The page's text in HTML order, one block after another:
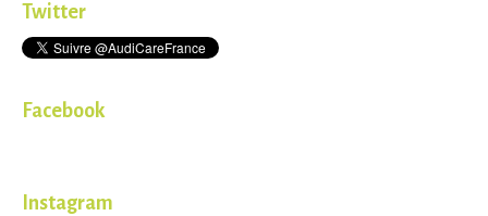
Twitter
Facebook
Instagram